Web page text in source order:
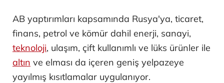
AB yaptırımları kapsamında Rusya'ya, ticaret,
finans, petrol ve kömür dahil enerji, sanayi,
teknoloji, ulaşım, çift kullanımlı ve lüks ürünler ile
altın ve elması da içeren geniş yelpazeye
yayılmış kısıtlamalar uygulanıyor.